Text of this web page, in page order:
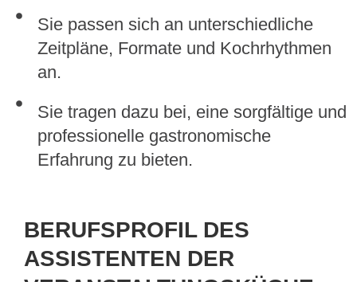
Sie passen sich an unterschiedliche
Zeitpläne, Formate und Kochrhythmen
an.
Sie tragen dazu bei, eine sorgfältige und
professionelle gastronomische
Erfahrung zu bieten.
BERUFSPROFIL DES
ASSISTENTEN DER